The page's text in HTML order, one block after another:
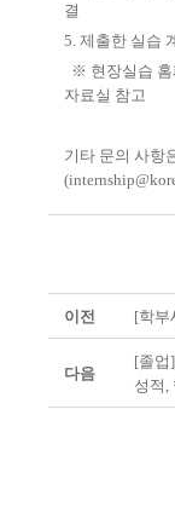
결
5. 제출한 실습
※ 현장실습
자료실 참고
기타 문의 사항
이전 [학부
다음
[졸업
성적,